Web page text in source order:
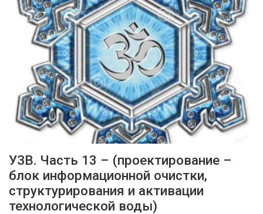
УЗВ. Часть 13 – (проектирование –
блок информационной очистки,
структурирования и активации
технологической воды)